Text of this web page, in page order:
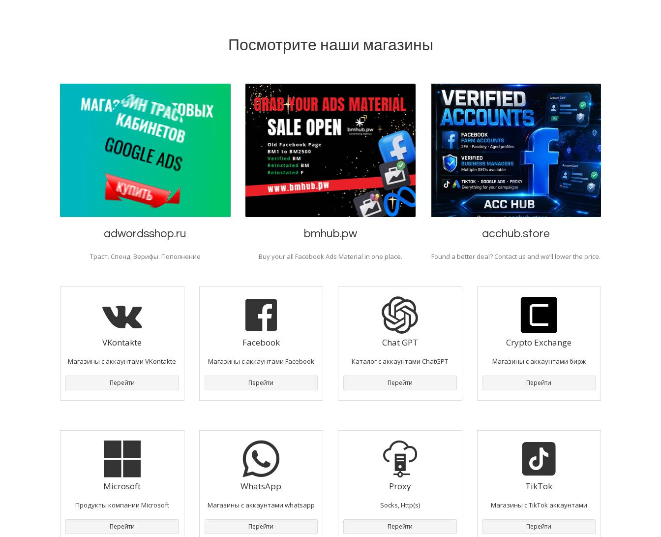
Посмотрите наши магазины
adwordsshop.ru
Траст. Спенд. Верифы. Пополнение
bmhub.pw
Buy your all Facebook Ads Material in one place.
acchub.store
Found a better deal? Contact us and we’ll lower the price.
VKontakte
Магазины с аккаунтами VKontakte
Перейти
Facebook
Магазины с аккаунтами Facebook
Перейти
Chat GPT
Каталог с аккаунтами ChatGPT
Перейти
Сrypto Exchange
Магазины с аккаунтами бирж
Перейти
Microsoft
Продукты компании Microsoft
Перейти
WhatsApp
Магазины с аккаунтами whatsapp
Перейти
Proxy
Socks, Http(s)
Перейти
TikTok
Магазины с TikTok аккаунтами
Перейти